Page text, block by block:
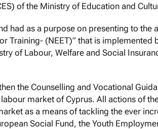
of the Ministry of Education and
had as a purpose on presenting to the
Training- (NEET)” that is implemented
of Labour, Welfare and Social
the Counselling and Vocational
market of Cyprus. All actions of
as a means of tackling the ever
Social Fund, the Youth